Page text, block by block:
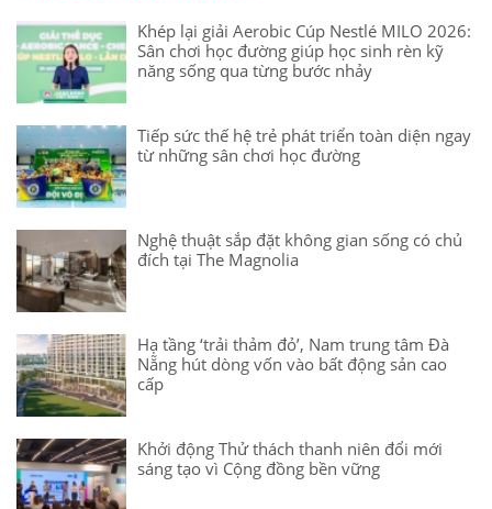
Khép lại giải Aerobic Cúp Nestlé MILO 2026:
Sân chơi học đường giúp học sinh rèn kỹ
năng sống qua từng bước nhảy
Tiếp sức thế hệ trẻ phát triển toàn diện ngay
từ những sân chơi học đường
Nghệ thuật sắp đặt không gian sống có chủ
đích tại The Magnolia
Hạ tầng ‘trải thảm đỏ’, Nam trung tâm Đà
Nẵng hút dòng vốn vào bất động sản cao
cấp
Khởi động Thử thách thanh niên đổi mới
sáng tạo vì Cộng đồng bền vững